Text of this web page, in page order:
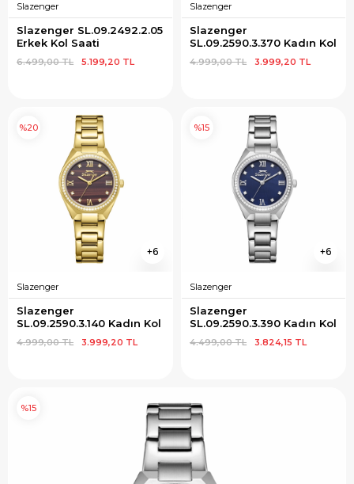
Slazenger
Slazenger SL.09.2492.2.05
Erkek Kol Saati
5.199,20 TL
6.499,00 TL
Slazenger
Slazenger
SL.09.2590.3.370 Kadın Kol
3.999,20 TL
4.999,00 TL
6
Slazenger
Slazenger
SL.09.2590.3.140 Kadın Kol
3.999,20 TL
4.999,00 TL
%20
6
Slazenger
Slazenger
SL.09.2590.3.390 Kadın Kol
3.824,15 TL
4.499,00 TL
%15
%15